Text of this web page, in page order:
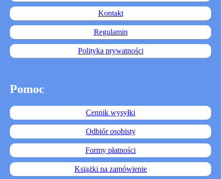
Kontakt
Regulamin
Polityka prywatności
Pomoc
Cennik wysyłki
Odbiór osobisty
Formy płatności
Książki na zamówienie